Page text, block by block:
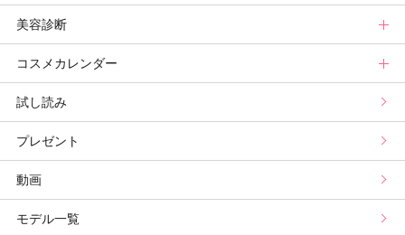
メンバーランキング
プチプラコスメグランプリ
ブライトニング・UVグランプリ
プリュスベスコス
ライフスタイルまとめ
ライフスタイル診断
マキアエディターズのオッス！推しコス
小林ひろ美のキレイはかけ算
小田ユイコのマニアックビューティREPORT
野毛まゆりの実況野毛Channel
星谷菜々の美に効くスイーツ
山本舞香のBeauty Script
占いトップ
Keikoの月星座占い
三島キアリーの12星座別 恋愛運&美容運
動物キャラナビ占い
ムーン・リーの運を呼び寄せる香り
美容診断
美容診断トップ
パーソナルカラー診断
顔タイプ髪型診断
コスメカレンダー
コスメカレンダートップ
検索
試し読み
プレゼント
動画
モデル一覧